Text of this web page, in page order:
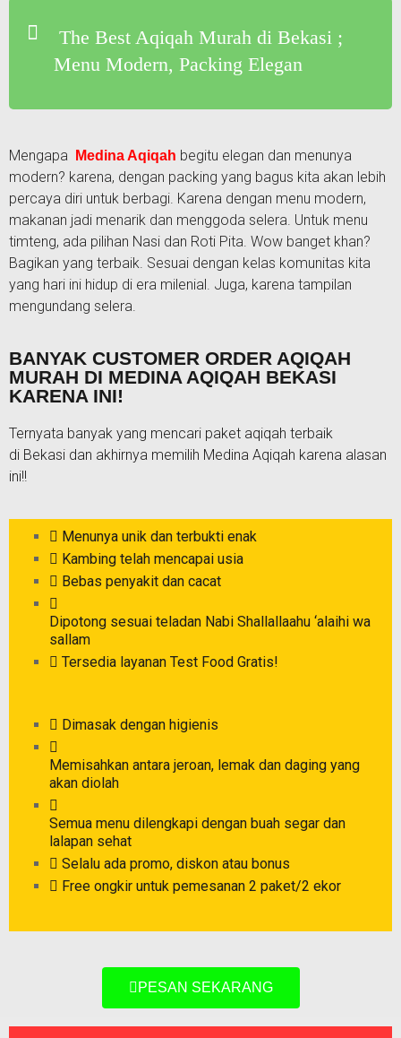
The Best Aqiqah Murah di Bekasi ;
Menu Modern, Packing Elegan
Mengapa Medina Aqiqah begitu elegan dan menunya
modern? karena, dengan packing yang bagus kita akan lebih
percaya diri untuk berbagi. Karena dengan menu modern,
makanan jadi menarik dan menggoda selera. Untuk menu
timteng, ada pilihan Nasi dan Roti Pita. Wow banget khan?
Bagikan yang terbaik. Sesuai dengan kelas komunitas kita
yang hari ini hidup di era milenial. Juga, karena tampilan
mengundang selera.
BANYAK CUSTOMER ORDER AQIQAH
MURAH DI MEDINA AQIQAH BEKASI
KARENA INI!
Ternyata banyak yang mencari paket aqiqah terbaik
di Bekasi dan akhirnya memilih Medina Aqiqah karena alasan
ini!!
Menunya unik dan terbukti enak
Kambing telah mencapai usia
Bebas penyakit dan cacat
Dipotong sesuai teladan Nabi Shallallaahu ‘alaihi wa
sallam
Tersedia layanan Test Food Gratis!
Dimasak dengan higienis
Memisahkan antara jeroan, lemak dan daging yang
akan diolah
Semua menu dilengkapi dengan buah segar dan
lalapan sehat
Selalu ada promo, diskon atau bonus
Free ongkir untuk pemesanan 2 paket/2 ekor
PESAN SEKARANG